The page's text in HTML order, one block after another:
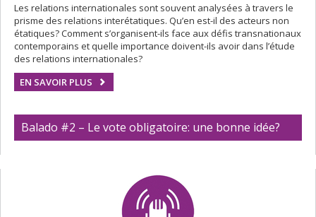
Les relations internationales sont souvent analysées à travers le
prisme des relations interétatiques. Qu’en est-il des acteurs non
étatiques? Comment s’organisent-ils face aux défis transnationaux
contemporains et quelle importance doivent-ils avoir dans l’étude
des relations internationales?
EN SAVOIR PLUS
Balado #2 – Le vote obligatoire: une bonne idée?